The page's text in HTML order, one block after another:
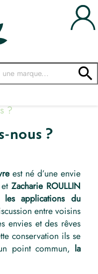

?
nous ?
est né d’une envie
Zacharie ROULLIN
les applications du
entre voisins
envies et des rêves
conservation ils se
point commun, la